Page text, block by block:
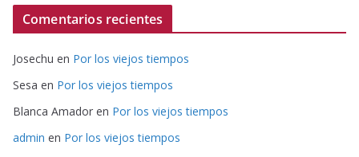
Comentarios recientes
Josechu en Por los viejos tiempos
Sesa en Por los viejos tiempos
Blanca Amador en Por los viejos tiempos
admin en Por los viejos tiempos